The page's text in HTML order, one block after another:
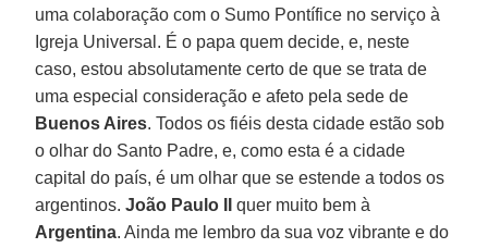
uma colaboração com o Sumo Pontífice no serviço à
Igreja Universal. É o papa quem decide, e, neste
caso, estou absolutamente certo de que se trata de
uma especial consideração e afeto pela sede de
Buenos Aires. Todos os fiéis desta cidade estão sob
o olhar do Santo Padre, e, como esta é a cidade
capital do país, é um olhar que se estende a todos os
argentinos.João Paulo II
quer muito bem à
Argentina. Ainda me lembro da sua voz vibrante e do